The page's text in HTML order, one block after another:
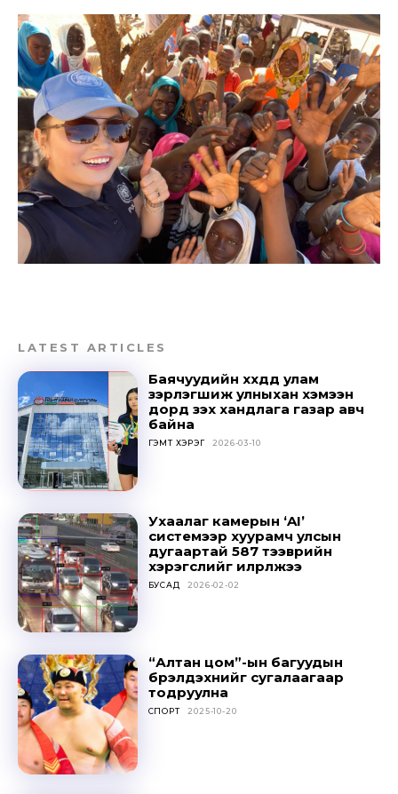
LATEST ARTICLES
Баячуудийн хүүхдүүд улам
зэрлэгшиж улныхан хэмээн
дорд үзэх хандлага газар авч
байна
ГЭМТ ХЭРЭГ 2026-03-10
Ухаалаг камерын ‘AI’
системээр хуурамч улсын
дугаартай 587 тээврийн
хэрэгслийг илрүүлжээ
БУСАД 2026-02-02
“Алтан цом”-ын багуудын
бүрэлдэхүүнийг сугалаагаар
тодруулна
СПОРТ 2025-10-20